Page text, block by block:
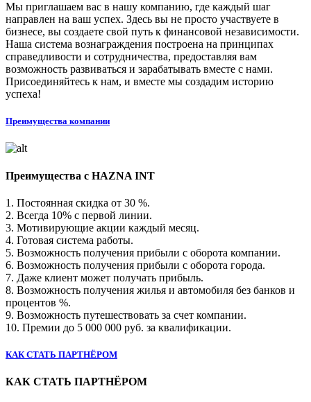
Мы приглашаем вас в нашу компанию, где каждый шаг
направлен на ваш успех. Здесь вы не просто участвуете в
бизнесе, вы создаете свой путь к финансовой независимости.
Наша система вознаграждения построена на принципах
справедливости и сотрудничества, предоставляя вам
возможность развиваться и зарабатывать вместе с нами.
Присоединяйтесь к нам, и вместе мы создадим историю
успеха!
Преимущества компании
Преимущества с HAZNA INT
1. Постоянная скидка от 30 %.
2. Всегда 10% с первой линии.
3. Мотивирующие акции каждый месяц.
4. Готовая система работы.
5. Возможность получения прибыли с оборота компании.
6. Возможность получения прибыли с оборота города.
7. Даже клиент может получать прибыль.
8. Возможность получения жилья и автомобиля без банков и
процентов %.
9. Возможность путешествовать за счет компании.
10. Премии до 5 000 000 руб. за квалификации.
КАК СТАТЬ ПАРТНЁРОМ
КАК СТАТЬ ПАРТНЁРОМ